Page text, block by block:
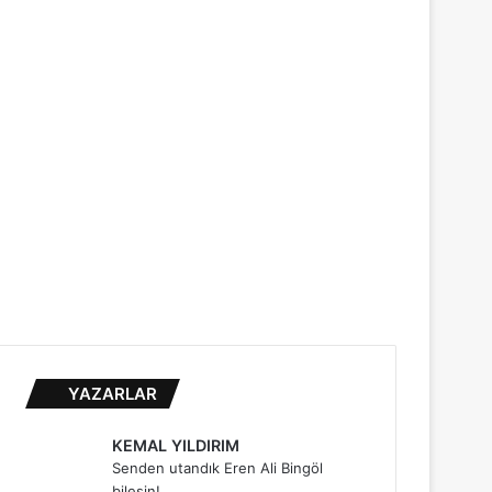
YAZARLAR
KEMAL YILDIRIM
Senden utandık Eren Ali Bingöl